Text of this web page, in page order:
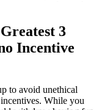
3
Incentive
to avoid unethical
While you